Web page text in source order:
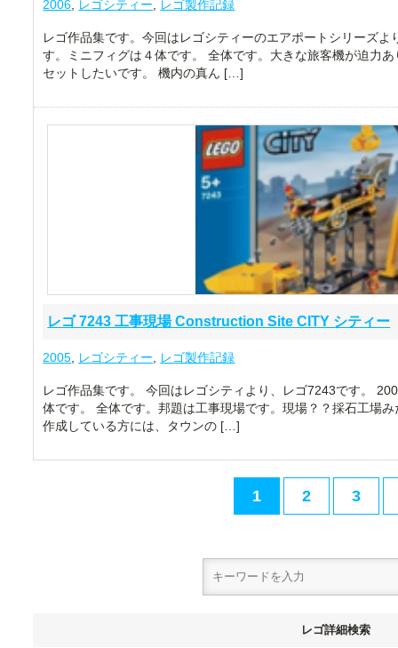
2006 レゴシティー レゴ製作記録
レゴ作品集です。今回はレゴシティーのエアポートシリーズ
す。ミニフィグは４体です。 全体です。大きな旅客機が迫力
セットしたいです。 機内の真ん […]
レゴ 7243 工事現場 Construction Site CITY シティー
2005 レゴシティー レゴ製作記録
レゴ作品集です。 今回はレゴシティより、レゴ7243です。
体です。 全体です。邦題は工事現場です。現場？？採石工場
作成している方には、タウンの […]
1 2 3
レゴ詳細検索